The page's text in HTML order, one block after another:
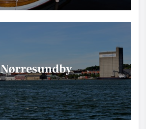
Nørresundby